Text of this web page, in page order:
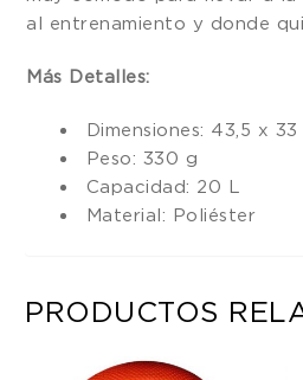
al entrenamiento y donde
Más Detalles:
Dimensiones: 43,5 x 33
Peso: 330 g
Capacidad: 20 L
Material: Poliéster
PRODUCTOS